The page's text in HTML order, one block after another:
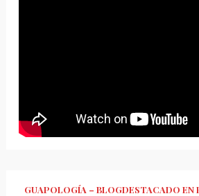
GUAPOLOGÍA – BLOGDESTACADO EN